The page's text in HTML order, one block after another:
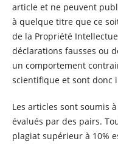
article et ne peuvent
à quelque titre que ce
de la Propriété
déclarations fausses ou
un comportement
scientifique et sont donc
Les articles sont soumis
évalués par des pairs.
plagiat supérieur à 10%